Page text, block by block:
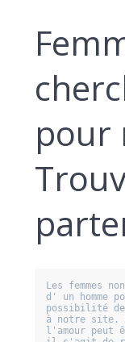
pour
Les femmes
d' un homme
possibilité
à notre site.
l'amour peut